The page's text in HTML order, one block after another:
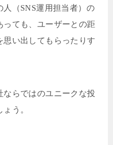
（SNS運用担当者）の
っても、ユーザーとの距
い出してもらったりす
らではのユニークな投
う。